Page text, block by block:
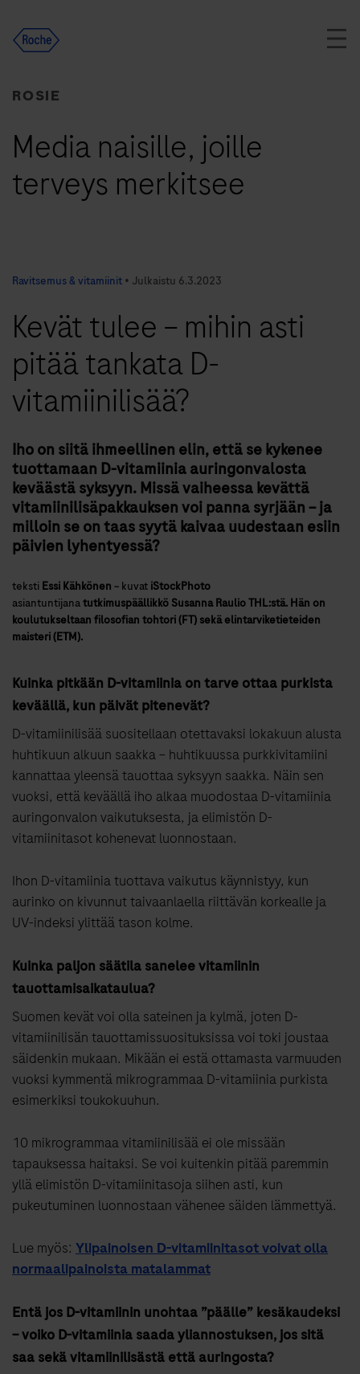
content
ROSIE
Media naisille, joille
terveys merkitsee
Ravitsemus & vitamiinit • Julkaistu 6.3.2023
Kevät tulee – mihin asti
pitää tankata D-
vitamiinilisää?
Iho on siitä ihmeellinen elin, että se kykenee
tuottamaan D-vitamiinia auringonvalosta
keväästä syksyyn. Missä vaiheessa kevättä
vitamiinilisäpakkauksen voi panna syrjään – ja
milloin se on taas syytä kaivaa uudestaan esiin
päivien lyhentyessä?
teksti Essi Kähkönen ~ kuvat iStockPhoto
asiantuntijanatutkimuspäällikkö Susanna Raulio THL:stä. Hän on
koulutukseltaan filosofian tohtori (FT) sekä elintarviketieteiden
maisteri (ETM).
Kuinka pitkään D-vitamiinia on tarve ottaa purkista
keväällä, kun päivät pitenevät?
D-vitamiinilisää suositellaan otettavaksi lokakuun alusta
huhtikuun alkuun saakka – huhtikuussa purkkivitamiini
kannattaa yleensä tauottaa syksyyn saakka. Näin sen
vuoksi, että keväällä iho alkaa muodostaa D-vitamiinia
auringonvalon vaikutuksesta, ja elimistön D-
vitamiinitasot kohenevat luonnostaan.
Ihon D-vitamiinia tuottava vaikutus käynnistyy, kun
aurinko on kivunnut taivaanlaella riittävän korkealle ja
UV-indeksi ylittää tason kolme.
Kuinka paljon säätila sanelee vitamiinin
tauottamisaikataulua?
Suomen kevät voi olla sateinen ja kylmä, joten D-
vitamiinilisän tauottamissuosituksissa voi toki joustaa
säidenkin mukaan. Mikään ei estä ottamasta varmuuden
vuoksi kymmentä mikrogrammaa D-vitamiinia purkista
esimerkiksi toukokuuhun.
10 mikrogrammaa vitamiinilisää ei ole missään
tapauksessa haitaksi. Se voi kuitenkin pitää paremmin
yllä elimistön D-vitamiinitasoja siihen asti, kun
pukeutuminen luonnostaan vähenee säiden lämmettyä.
Lue myös: Ylipainoisen D-vitamiinitasot voivat olla
normaalipainoista matalammat
Entä jos D-vitamiinin unohtaa ”päälle” kesäkaudeksi
– voiko D-vitamiinia saada yliannostuksen, jos sitä
saa sekä vitamiinilisästä että auringosta?